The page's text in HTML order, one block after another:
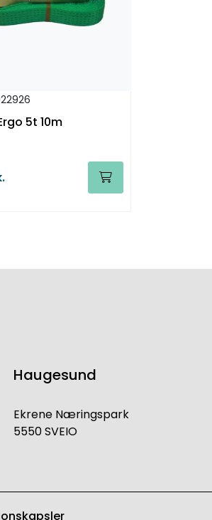
5t 10m
Haugesund
Ekrene Næringspark
5550 SVEIO